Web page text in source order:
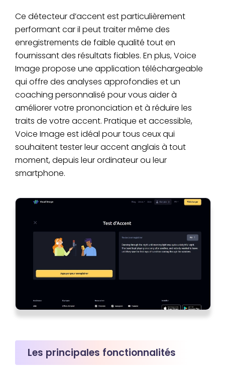
Ce détecteur d’accent est particulièrement
performant car il peut traiter même des
enregistrements de faible qualité tout en
fournissant des résultats fiables. En plus, Voice
Image propose une application téléchargeable
qui offre des analyses approfondies et un
coaching personnalisé pour vous aider à
améliorer votre prononciation et à réduire les
traits de votre accent. Pratique et accessible,
Voice Image est idéal pour tous ceux qui
souhaitent tester leur accent anglais à tout
moment, depuis leur ordinateur ou leur
smartphone.
Les principales fonctionnalités